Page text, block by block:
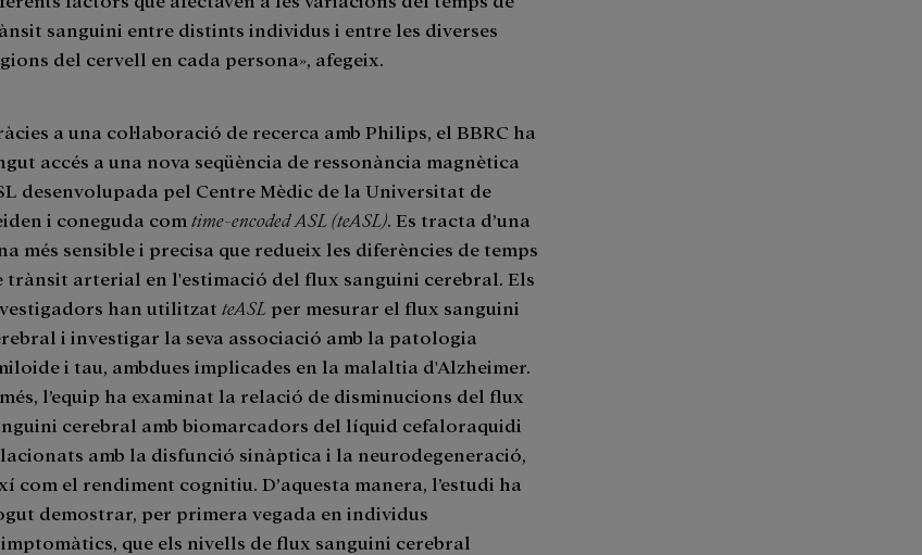
sanguini entre distints individus i entre les diverses
del cervell en cada persona», afegeix.
a una col·laboració de recerca amb Philips, el BBRC ha
accés a una nova seqüència de ressonància magnètica
desenvolupada pel Centre Mèdic de la Universitat de
i coneguda comtime-encoded ASL (teASL). Es tracta d’una
més sensible i precisa que redueix les diferències de temps
trànsit arterial en l'estimació del flux sanguini cerebral. Els
han utilitzatteASL per mesurar el flux sanguini
i investigar la seva associació amb la patologia
i tau, ambdues implicades en la malaltia d'Alzheimer.
l’equip ha examinat la relació de disminucions del flux
cerebral amb biomarcadors del líquid cefaloraquidi
amb la disfunció sinàptica i la neurodegeneració,
com el rendiment cognitiu. D’aquesta manera, l’estudi ha
demostrar, per primera vegada en individus
que els nivells de flux sanguini cerebral